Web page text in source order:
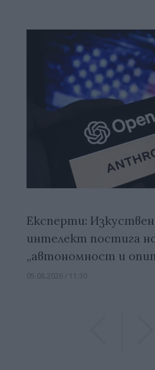
Експерти:
интелект постига
„автономност и
05.08.2026 / 11:30